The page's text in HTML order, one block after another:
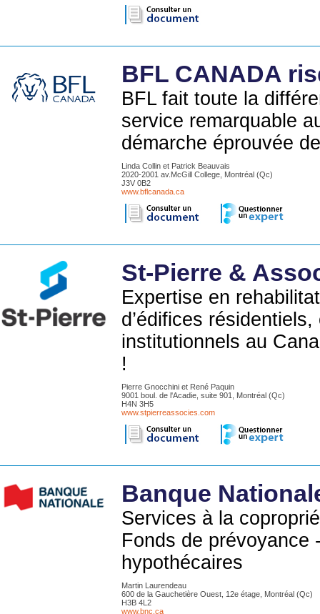
BFL CANADA
BFL fait toute la
service remarquable
démarche éprouvée
Linda Collin et Patrick Beauvais
2020-2001 av.McGill College, Montréal (Qc)
J3V 0B2
www.bflcanada.ca
St-Pierre &
Expertise en
d’édifices
institutionnels au
!
Pierre Gnocchini et René Paquin
9001 boul. de l'Acadie, suite 901, Montréal (Qc)
H4N 3H5
www.stpierreassocies.com
Banque
Services à la
Fonds de prévoyance
hypothécaires
Martin Laurendeau
600 de la Gauchetière Ouest, 12e étage, Montréal (Qc)
H3B 4L2
www.bnc.ca